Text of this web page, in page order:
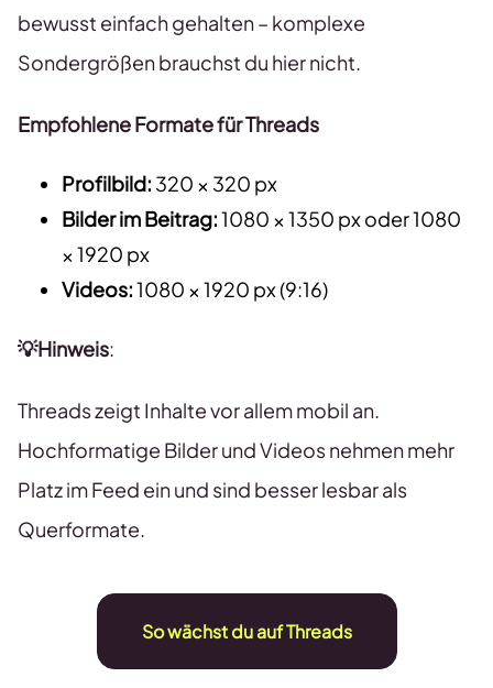
bewusst einfach gehalten – komplexe
Sondergrößen brauchst du hier nicht.
Empfohlene Formate für Threads
Profilbild: 320 × 320 px
Bilder im Beitrag:1080 × 1350 px oder 1080
× 1920 px
Videos:1080 × 1920 px (9:16)
💡Hinweis:
Threads zeigt Inhalte vor allem mobil an.
Hochformatige Bilder und Videos nehmen mehr
Platz im Feed ein und sind besser lesbar als
Querformate.
So wächst du auf Threads